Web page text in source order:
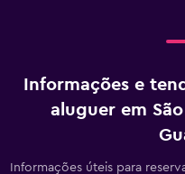
Informações e
aluguer em
Informações úteis para